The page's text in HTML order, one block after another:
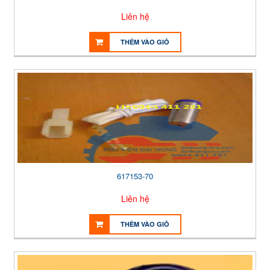
Liên hệ
THÊM VÀO GIỎ
617153-70
Liên hệ
THÊM VÀO GIỎ